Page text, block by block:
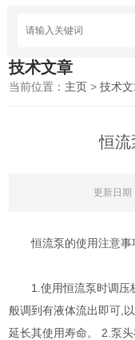
技术文章
当前位置： 主页 >技术
恒流
更新日期
恒流泵的使用注意事
1.使用恒流泵时调压板
般调到有液体流出即可,
延长其使用寿命。 2.泵